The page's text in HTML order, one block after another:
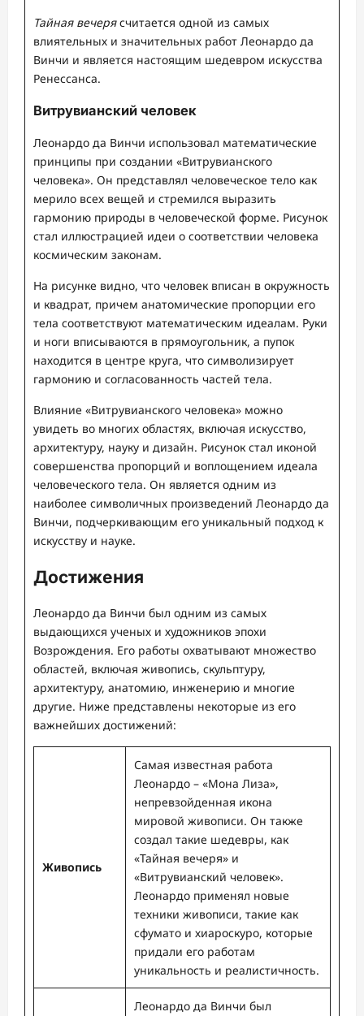
Тайная вечерясчитается одной из самых
влиятельных и значительных работ Леонардо да
Винчи и является настоящим шедевром искусства
Ренессанса.
Витрувианский человек
Леонардо да Винчи использовал математические
принципы при создании «Витрувианского
человека». Он представлял человеческое тело как
мерило всех вещей и стремился выразить
гармонию природы в человеческой форме. Рисунок
стал иллюстрацией идеи о соответствии человека
космическим законам.
На рисунке видно, что человек вписан в окружность
и квадрат, причем анатомические пропорции его
тела соответствуют математическим идеалам. Руки
и ноги вписываются в прямоугольник, а пупок
находится в центре круга, что символизирует
гармонию и согласованность частей тела.
Влияние «Витрувианского человека» можно
увидеть во многих областях, включая искусство,
архитектуру, науку и дизайн. Рисунок стал иконой
совершенства пропорций и воплощением идеала
человеческого тела. Он является одним из
наиболее символичных произведений Леонардо да
Винчи, подчеркивающим его уникальный подход к
искусству и науке.
Достижения
Леонардо да Винчи был одним из самых
выдающихся ученых и художников эпохи
Возрождения. Его работы охватывают множество
областей, включая живопись, скульптуру,
архитектуру, анатомию, инженерию и многие
другие. Ниже представлены некоторые из его
важнейших достижений:
Живопись
Самая известная работа
Леонардо – «Мона Лиза»,
непревзойденная икона
мировой живописи. Он также
создал такие шедевры, как
«Тайная вечеря» и
«Витрувианский человек».
Леонардо применял новые
техники живописи, такие как
сфумато и хиароскуро, которые
придали его работам
уникальность и реалистичность.
Леонардо да Винчи был